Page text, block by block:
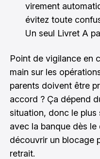
virement
évitez toute
Un seul Livret A
Point de vigilance en
main sur les
parents doivent être
accord ? Ça dépend
situation, donc le plus
avec la banque dès
découvrir un blocage
retrait.